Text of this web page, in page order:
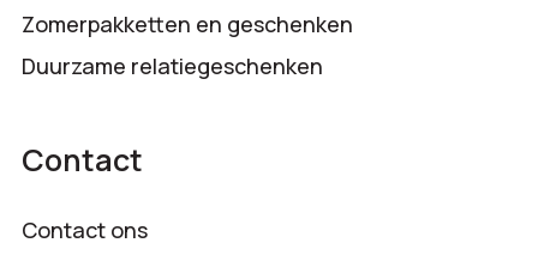
Zomerpakketten en geschenken
Duurzame relatiegeschenken
Contact
Contact ons